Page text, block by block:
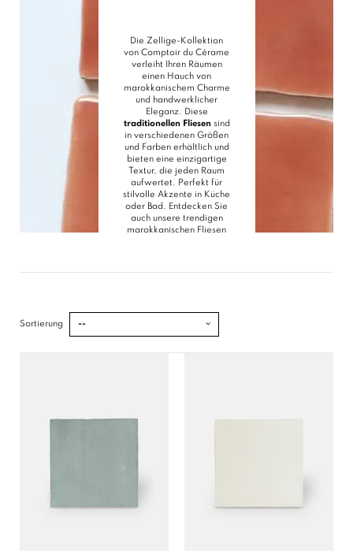
Die Zellige-Kollektion
von Comptoir du Cérame
verleiht Ihren Räumen
einen Hauch von
marokkanischem Charme
und handwerklicher
Eleganz. Diese
traditionellen Fliesensind
in verschiedenen Größen
und Farben erhältlich und
bieten eine einzigartige
Textur, die jeden Raum
aufwertet. Perfekt für
stilvolle Akzente in Küche
oder Bad. Entdecken Sie
auch unsere trendigen
marokkanischen Fliesen
Sortierung --